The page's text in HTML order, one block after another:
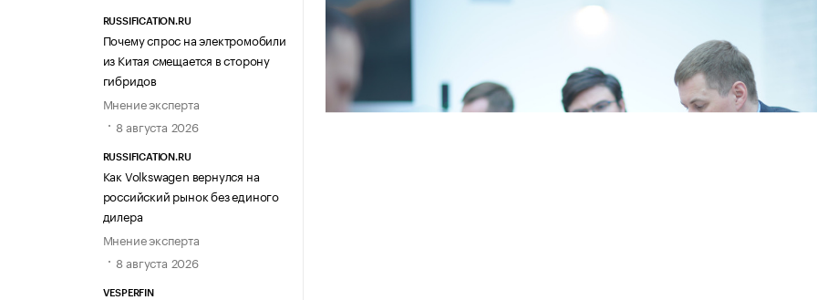
RUSSIFICATION.RU
Почему спрос на электромобили
из Китая смещается в сторону
гибридов
Мнение эксперта
8 августа 2026
RUSSIFICATION.RU
Как Volkswagen вернулся на
российский рынок без единого
дилера
Мнение эксперта
8 августа 2026
VESPERFIN